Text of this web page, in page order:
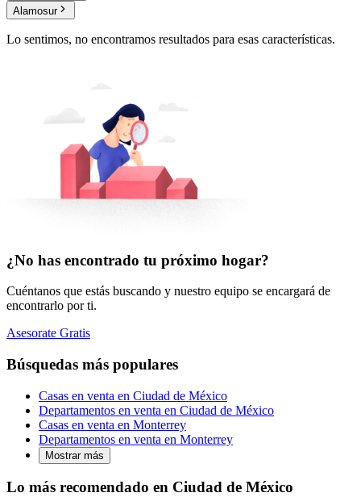
Alamosur
Lo sentimos, no encontramos resultados para esas características.
¿No has encontrado tu próximo hogar?
Cuéntanos que estás buscando y nuestro equipo se encargará de
encontrarlo por ti.
Asesorate Gratis
Búsquedas más populares
Casas en venta en Ciudad de México
Departamentos en venta en Ciudad de México
Casas en venta en Monterrey
Departamentos en venta en Monterrey
Mostrar más
Lo más recomendado en Ciudad de México